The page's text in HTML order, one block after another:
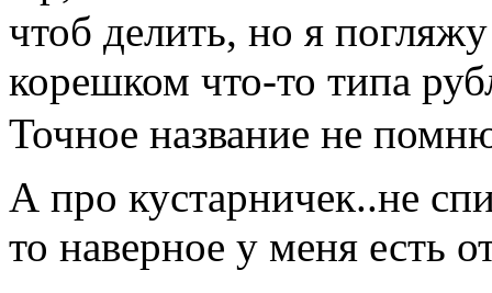
чтоб делить, но я
корешком что-то типа
Точное название не
А про кустарничек..не
то наверное у меня есть